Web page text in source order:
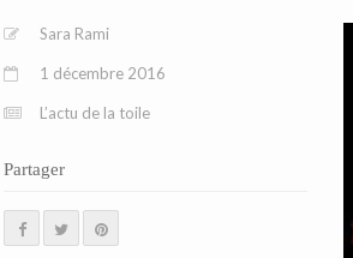
Sara Rami
1 décembre 2016
L’actu de la toile
Partager